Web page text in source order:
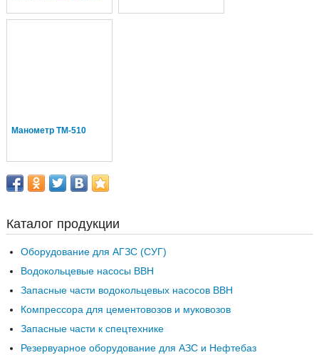
Манометр ТМ-510
Каталог продукции
Оборудование для АГЗС (СУГ)
Водокольцевые насосы ВВН
Запасные части водокольцевых насосов ВВН
Компрессора для цементовозов и муковозов
Запасные части к спецтехнике
Резервуарное оборудование для АЗС и Нефтебаз